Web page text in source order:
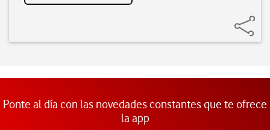
Ponte al día con las novedades constantes que te ofrece
la app